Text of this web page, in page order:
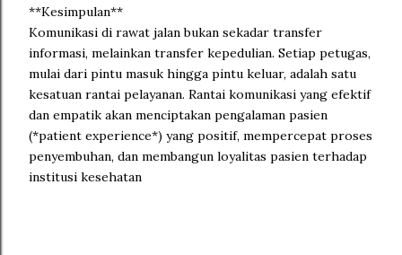
**Kesimpulan**
Komunikasi di rawat jalan bukan sekadar transfer
informasi, melainkan transfer kepedulian. Setiap petugas,
mulai dari pintu masuk hingga pintu keluar, adalah satu
kesatuan rantai pelayanan. Rantai komunikasi yang efektif
dan empatik akan menciptakan pengalaman pasien
(*patient experience*) yang positif, mempercepat proses
penyembuhan, dan membangun loyalitas pasien terhadap
institusi kesehatan